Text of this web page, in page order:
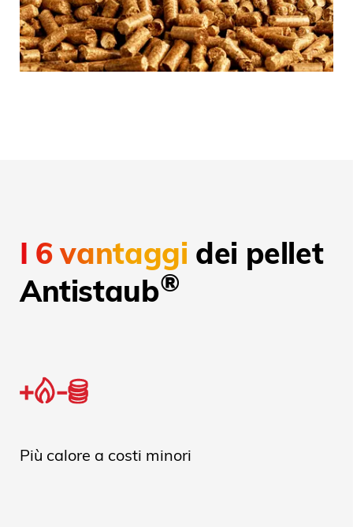
I 6 vantaggi dei pellet
Antistaub®
Più calore a costi minori